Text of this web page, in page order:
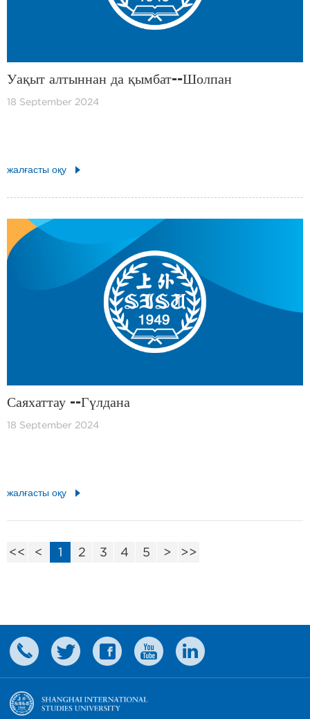
Уақыт алтыннан да қымбат--Шолпан
18 September 2024
жалғасты оқу
Саяхаттау --Гүлдана
18 September 2024
жалғасты оқу
<< < 1 2 3 4 5 > >>